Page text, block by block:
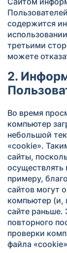
содержится
третьими
можете
2.
Во время
компьютер
небольшой
«cookie».
сайты,
примеру,
сайтов могут
компьютер (и,
сайте раньше.
повторного
проверки
файла